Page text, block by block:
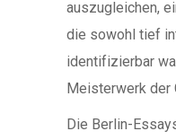
auszugleichen,
die sowohl tief
identifizierbar
Meisterwerk der
Die Berlin-